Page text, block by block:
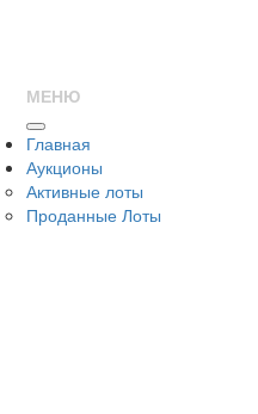
МЕНЮ
Главная
Аукционы
Активные лоты
Проданные Лоты